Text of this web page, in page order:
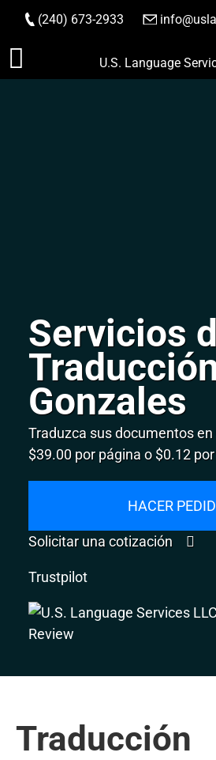
Saltar
(240) 673-2933
U.S. Language
Servicios
Gonzales
Traduzca sus documentos
$39.00 por página o $0.12
HACER
Solicitar una cotización
Trustpilot
Traducción